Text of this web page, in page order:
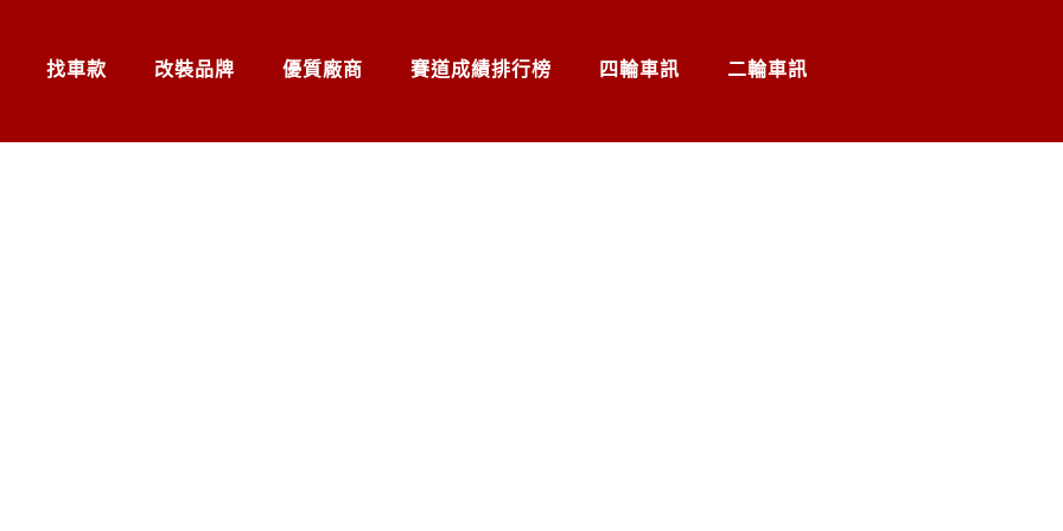
找車款 改裝品牌 優質廠商 賽道成績排行榜 四輪車訊 二輪車訊